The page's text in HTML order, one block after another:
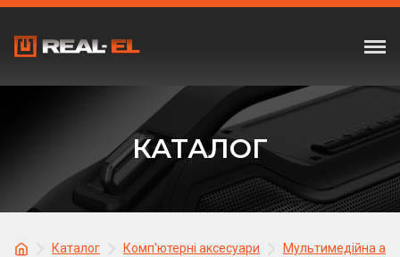
КАТАЛОГ
Каталог Комп'ютерні аксесуари Мультимедійна